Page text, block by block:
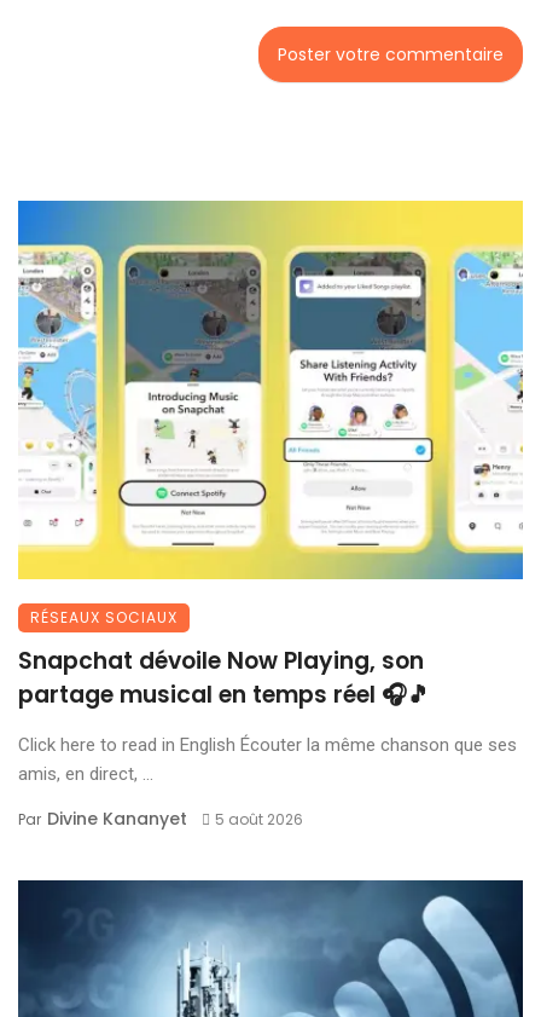
RÉSEAUX SOCIAUX
Snapchat dévoile Now Playing, son
partage musical en temps réel 🎧🎵
Click here to read in English Écouter la même chanson que ses
amis, en direct, ...
Par Divine Kananyet 5 août 2026